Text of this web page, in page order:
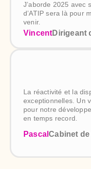
J’aborde 2025 avec
d’ATIP sera là pour
venir.
VincentDirigeant
La réactivité et la
exceptionnelles. Un
pour notre
en temps record.
PascalCabinet de